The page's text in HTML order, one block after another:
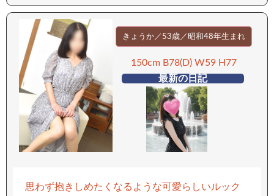
分かち合えることでしょう。 ーーーーーーーーー
ー 【移動手段：電車】 ーーーーーーーーーー
きょうか／53歳／昭和48年生まれ
150cm B78(D) W59 H77
最新の日記
思わず抱きしめたくなるような可愛らしいルック